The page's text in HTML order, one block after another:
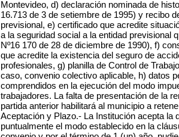
Montevideo, d) declaración nominada de
16.713 de 3 de setiembre de 1995) y recibo
previsional, e) certificado que acredite
a la seguridad social a la entidad previsional
Nº16 170 de 28 de diciembre de 1990), f)
que acredite la existencia del seguro de
profesionales, g) planilla de Control de
caso, convenio colectivo aplicable, h) datos
comprendidos en la ejecución del modo
trabajadores. La falta de presentación de la
partida anterior habilitará al municipio a
Aceptación y Plazo.- La Institución acepta la
puntualmente el modo establecido en la